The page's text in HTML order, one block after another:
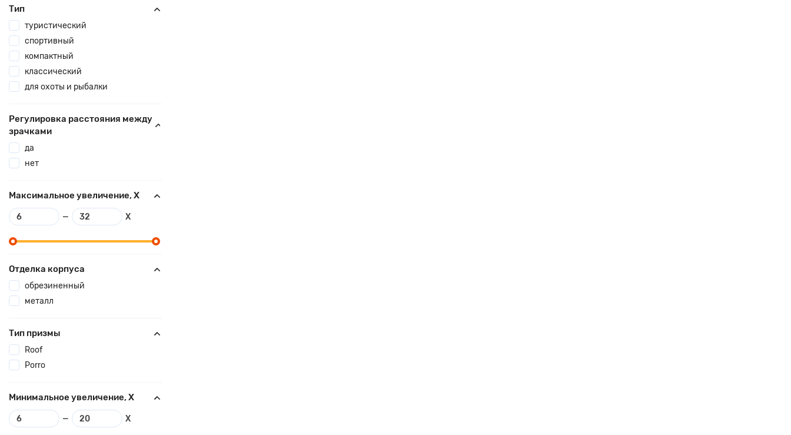
Тип
туристический
спортивный
компактный
классический
для охоты и рыбалки
Регулировка расстояния между
зрачками
да
нет
Максимальное увеличение, X
— X
Отделка корпуса
обрезиненный
металл
Тип призмы
Roof
Porro
Минимальное увеличение, X
— X